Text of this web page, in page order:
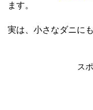
ます。
実は、小さなダニに
ス